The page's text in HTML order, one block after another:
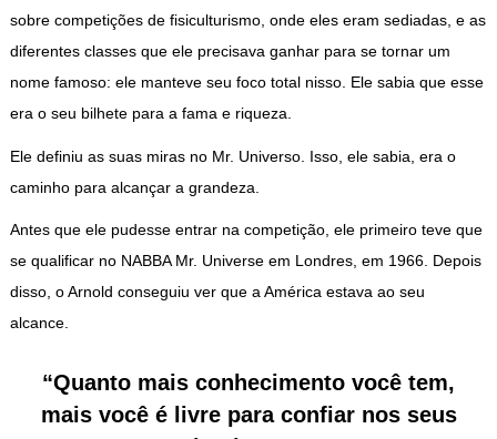
sobre competições de fisiculturismo, onde eles eram sediadas, e as
diferentes classes que ele precisava ganhar para se tornar um
nome famoso: ele manteve seu foco total nisso. Ele sabia que esse
era o seu bilhete para a fama e riqueza.
Ele definiu as suas miras no Mr. Universo. Isso, ele sabia, era o
caminho para alcançar a grandeza.
Antes que ele pudesse entrar na competição, ele primeiro teve que
se qualificar no NABBA Mr. Universe em Londres, em 1966. Depois
disso, o Arnold conseguiu ver que a América estava ao seu
alcance.
“Quanto mais conhecimento você tem,
mais você é livre para confiar nos seus